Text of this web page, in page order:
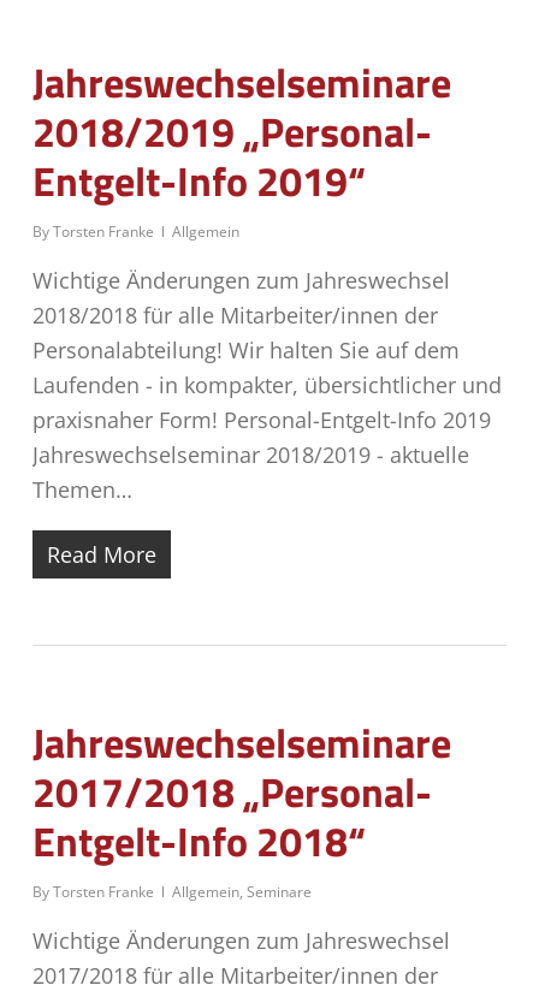
Jahreswechsel­seminare
2018/2019 „Personal-
Entgelt-Info 2019“
ByTorsten Franke Allgemein
Wichtige Änderungen zum Jahreswechsel
2018/2018 für alle Mitarbeiter/innen der
Personalabteilung! Wir halten Sie auf dem
Laufenden - in kompakter, übersichtlicher und
praxisnaher Form! Personal-Entgelt-Info 2019
Jahreswechselseminar 2018/2019 - aktuelle
Themen…
Read More
Jahreswechselseminare
2017/2018 „Personal-
Entgelt-Info 2018“
ByTorsten Franke Allgemein, Seminare
Wichtige Änderungen zum Jahreswechsel
2017/2018 für alle Mitarbeiter/innen der